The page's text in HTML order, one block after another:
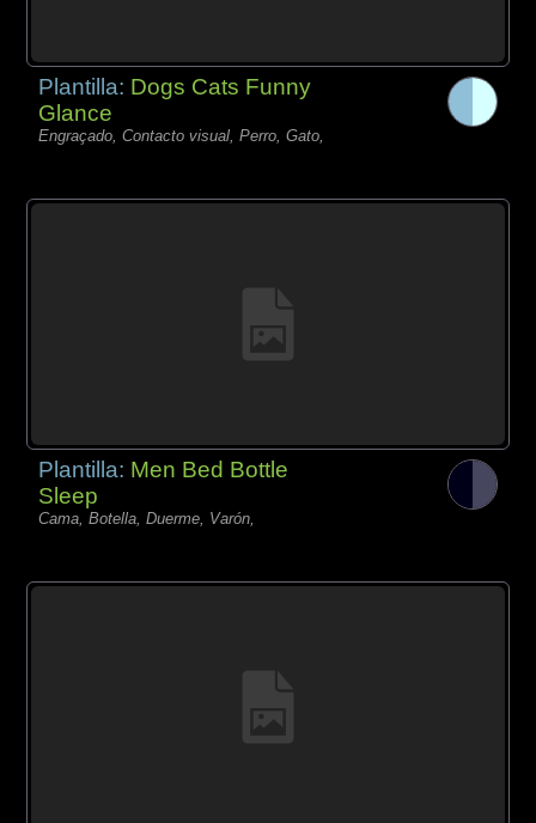
Plantilla: Dogs Cats Funny
Glance
Engraçado, Contacto visual, Perro, Gato,
Plantilla: Men Bed Bottle
Sleep
Cama, Botella, Duerme, Varón,